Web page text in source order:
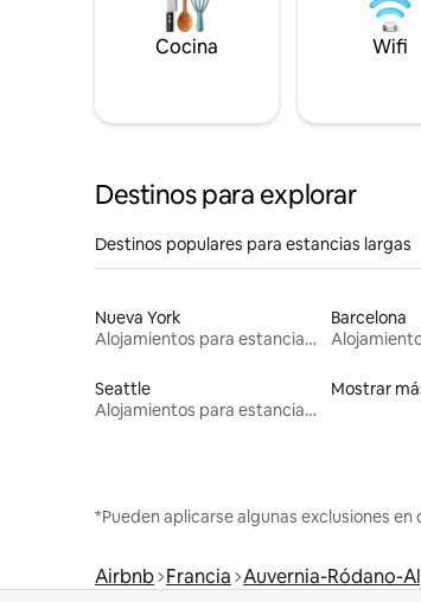
Cocina Wifi
Destinos para explorar
Destinos populares para estancias largas
Nueva York
Alojamientos para estancias largas
Barcelona
Seattle
Alojamientos para estancias largas
Mostrar
*Pueden aplicarse algunas exclusiones
Airbnb Francia Auvernia-Ródano-